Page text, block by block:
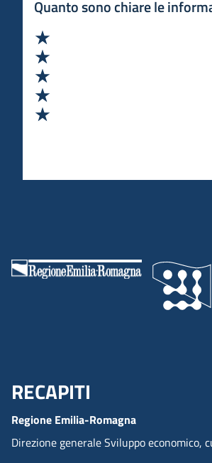
Quanto sono chiare le
Menu Footer
RECAPITI
Regione Emilia-Romagna
Direzione generale Sviluppo economico,